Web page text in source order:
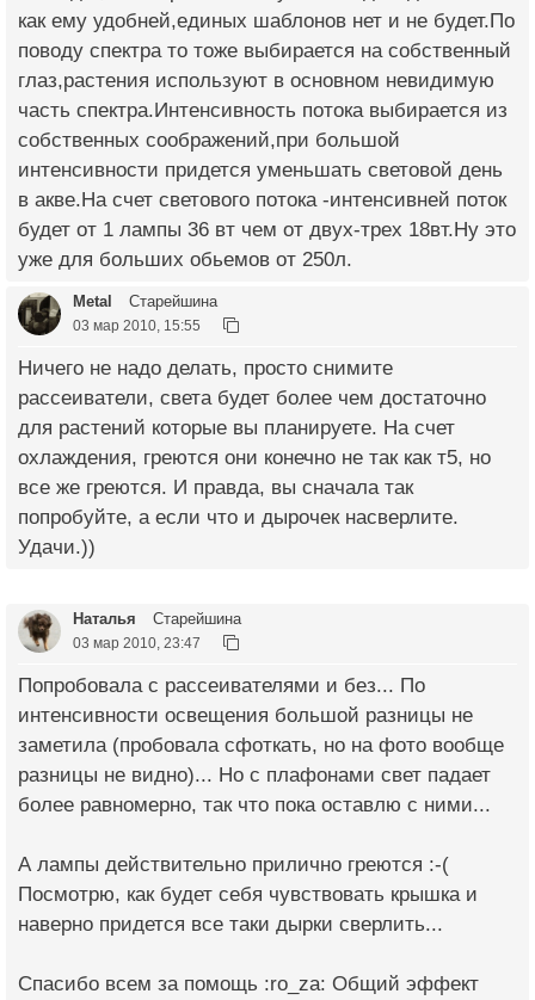
как ему удобней,единых шаблонов нет и не будет.По
поводу спектра то тоже выбирается на собственный
глаз,растения используют в основном невидимую
часть спектра.Интенсивность потока выбирается из
собственных соображений,при большой
интенсивности придется уменьшать световой день
в акве.На счет светового потока -интенсивней поток
будет от 1 лампы 36 вт чем от двух-трех 18вт.Ну это
уже для больших обьемов от 250л.
Metal Старейшина
03 мар 2010, 15:55
Ничего не надо делать, просто снимите
рассеиватели, света будет более чем достаточно
для растений которые вы планируете. На счет
охлаждения, греются они конечно не так как т5, но
все же греются. И правда, вы сначала так
попробуйте, а если что и дырочек насверлите.
Удачи.))
Наталья Старейшина
03 мар 2010, 23:47
Попробовала с рассеивателями и без... По
интенсивности освещения большой разницы не
заметила (пробовала сфоткать, но на фото вообще
разницы не видно)... Но с плафонами свет падает
более равномерно, так что пока оставлю с ними...
А лампы действительно прилично греются :-(
Посмотрю, как будет себя чувствовать крышка и
наверно придется все таки дырки сверлить...
Спасибо всем за помощь :ro_za: Общий эффект